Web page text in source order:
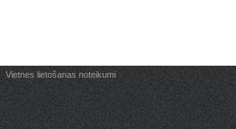
Vietnes lietošanas noteikumi